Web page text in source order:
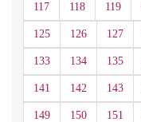
117 118 119
125 126 127
133 134 135
141 142 143
149 150 151